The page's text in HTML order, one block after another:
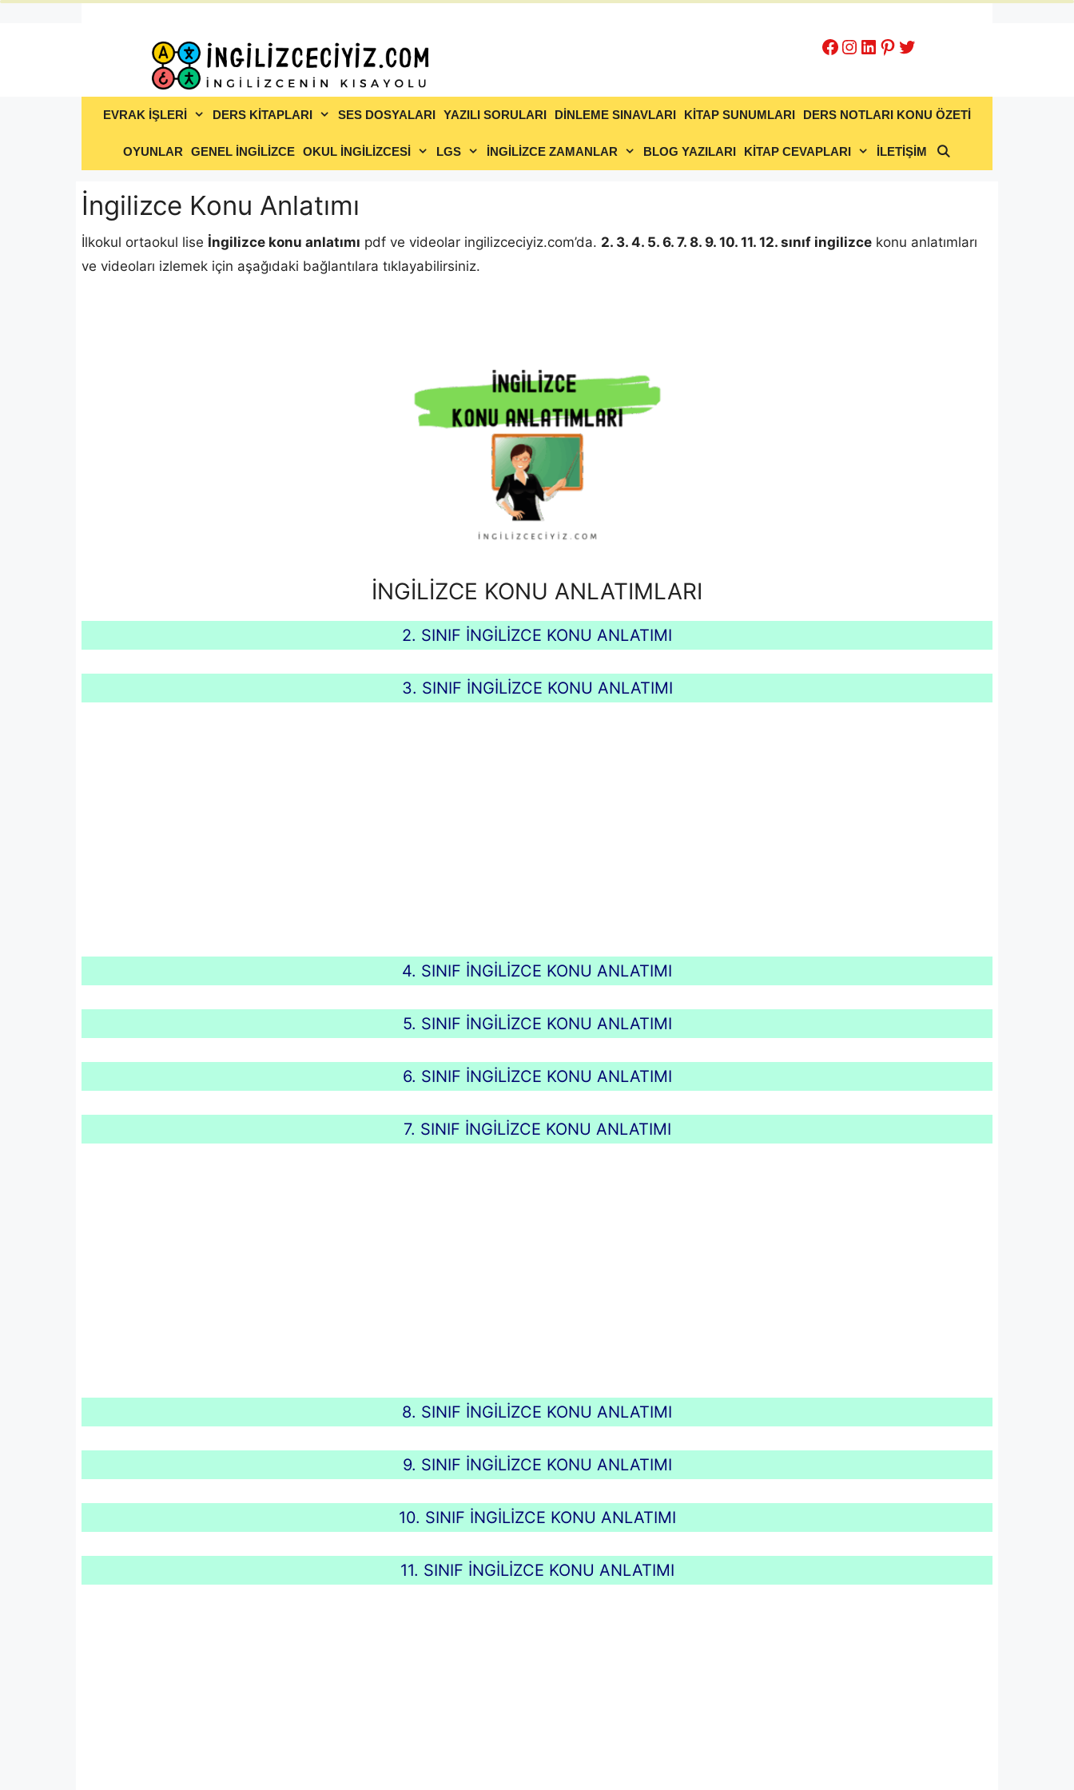
Facebook
Instagram
LinkedIn
Pinterest
Twitter
EVRAK İŞLERİ DERS KİTAPLARI SES DOSYALARI YAZILI SORULARI DİNLEME SINAVLARI KİTAP SUNUMLARI DERS NOTLARI KONU ÖZETİ
OYUNLAR GENEL İNGİLİZCE OKUL İNGİLİZCESİ LGS İNGİLİZCE ZAMANLAR BLOG YAZILARI KİTAP CEVAPLARI İLETİŞİM
İngilizce Konu Anlatımı
İlkokul ortaokul lise İngilizce konu anlatımı pdf ve videolar ingilizceciyiz.com’da. 2. 3. 4. 5. 6. 7. 8. 9. 10. 11. 12. sınıf ingilizce konu anlatımları
ve videoları izlemek için aşağıdaki bağlantılara tıklayabilirsiniz.
İNGİLİZCE KONU ANLATIMLARI
2. SINIF İNGİLİZCE KONU ANLATIMI
3. SINIF İNGİLİZCE KONU ANLATIMI
4. SINIF İNGİLİZCE KONU ANLATIMI
5. SINIF İNGİLİZCE KONU ANLATIMI
6. SINIF İNGİLİZCE KONU ANLATIMI
7. SINIF İNGİLİZCE KONU ANLATIMI
8. SINIF İNGİLİZCE KONU ANLATIMI
9. SINIF İNGİLİZCE KONU ANLATIMI
10. SINIF İNGİLİZCE KONU ANLATIMI
11. SINIF İNGİLİZCE KONU ANLATIMI